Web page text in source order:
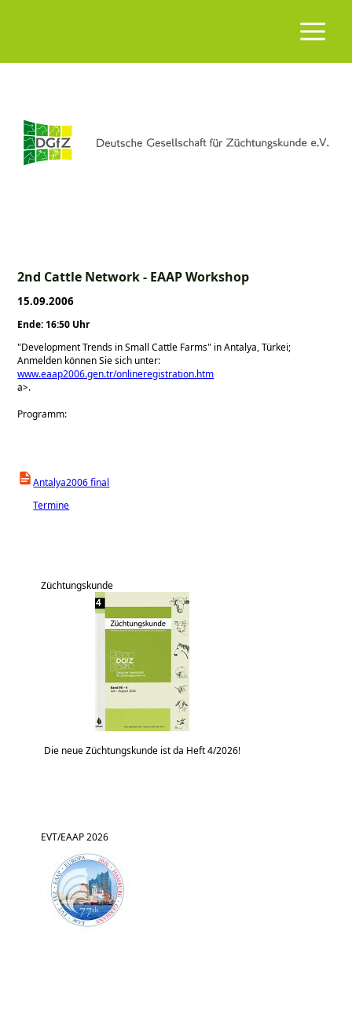
2nd Cattle Network - EAAP Workshop
15.09.2006
Ende: 16:50 Uhr
"Development Trends in Small Cattle Farms" in Antalya, Türkei;
Anmelden können Sie sich unter:
www.eaap2006.gen.tr/onlineregistration.htm
a>.
Programm:
Antalya2006 final
Termine
Züchtungskunde
Die neue Züchtungskunde ist da Heft 4/2026!
EVT/EAAP 2026